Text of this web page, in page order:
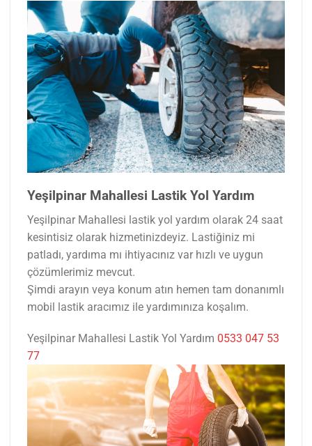
Yeşilpinar Mahallesi Lastik Yol Yardım
Yeşilpinar Mahallesi lastik yol yardım olarak 24 saat
kesintisiz olarak hizmetinizdeyiz. Lastiğiniz mi
patladı, yardıma mı ihtiyacınız var hızlı ve uygun
çözümlerimiz mevcut.
Şimdi arayın veya konum atın hemen tam donanımlı
mobil lastik aracımız ile yardımınıza koşalım.
Yeşilpinar Mahallesi Lastik Yol Yardım 0533 047 53
77